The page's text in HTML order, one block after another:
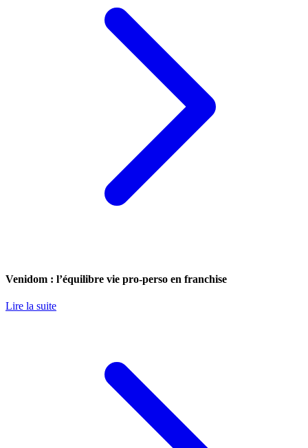
Venidom : l’équilibre vie pro-perso en franchise
Lire la suite